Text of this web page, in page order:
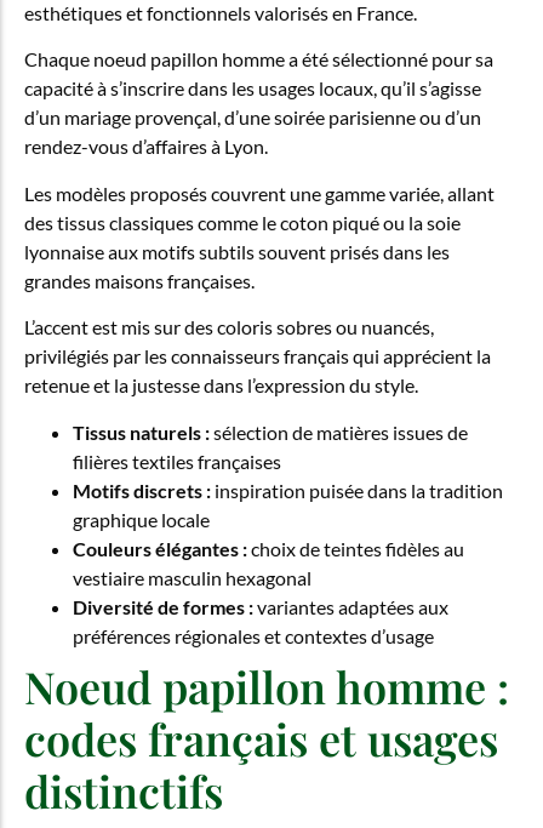
esthétiques et fonctionnels valorisés en France.
Chaque noeud papillon homme a été sélectionné pour sa
capacité à s’inscrire dans les usages locaux, qu’il s’agisse
d’un mariage provençal, d’une soirée parisienne ou d’un
rendez-vous d’affaires à Lyon.
Les modèles proposés couvrent une gamme variée, allant
des tissus classiques comme le coton piqué ou la soie
lyonnaise aux motifs subtils souvent prisés dans les
grandes maisons françaises.
L’accent est mis sur des coloris sobres ou nuancés,
privilégiés par les connaisseurs français qui apprécient la
retenue et la justesse dans l’expression du style.
Tissus naturels :sélection de matières issues de
filières textiles françaises
Motifs discrets : inspiration puisée dans la tradition
graphique locale
Couleurs élégantes :choix de teintes fidèles au
vestiaire masculin hexagonal
Diversité de formes :variantes adaptées aux
préférences régionales et contextes d’usage
Noeud papillon homme :
codes français et usages
distinctifs